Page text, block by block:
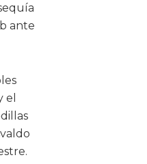
ante
el